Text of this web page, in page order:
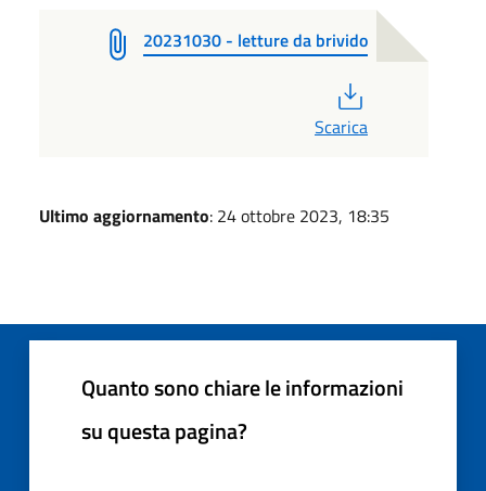
20231030 - letture da brivido
Scarica
Ultimo aggiornamento: 24 ottobre 2023, 18:35
Quanto sono chiare le informazioni
su questa pagina?